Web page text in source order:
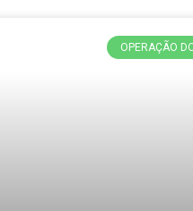
OPERAÇÃO